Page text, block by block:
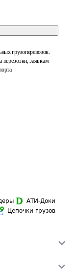
грузоперевозок.
перевозки, заявкам
АТИ-Доки
Цепочки грузов